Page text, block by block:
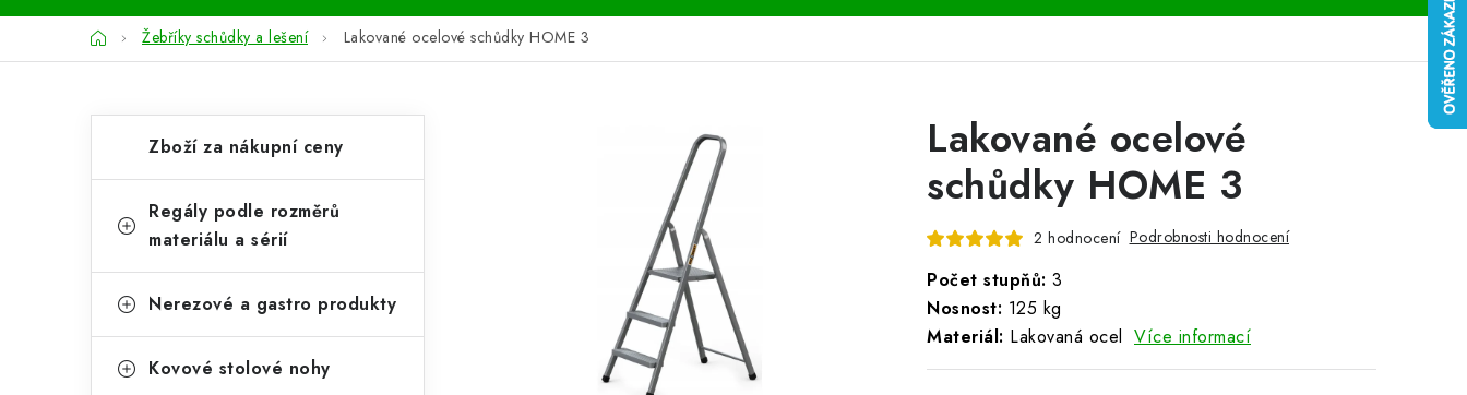
DomůŽebříky schůdky a lešení Lakované ocelové schůdky HOME 3
o
t
a
kategorie
a
g
r
Zboží za nákupní ceny
Regály podle rozměrů
materiálu a sérií
Nerezové a gastro produkty
Kovové stolové nohy
Lakované ocelové
schůdky HOME 3
2 hodnocení Podrobnosti hodnocení
Počet stupňů: 3
Nosnost: 125 kg
Materiál: Lakovaná ocel Více informací